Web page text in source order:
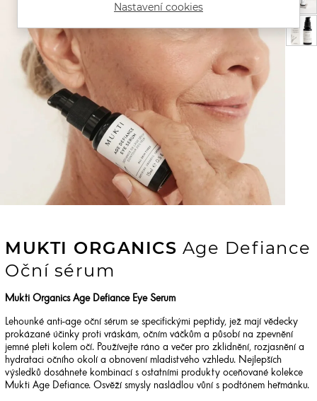
MUKTI ORGANICS Age Defiance
Oční sérum
Mukti Organics Age Defiance Eye Serum
Lehounké anti-age oční sérum se specifickými peptidy, jež mají vědecky
prokázané účinky proti vráskám, očním váčkům a působí na zpevnění
jemné pleti kolem očí. Používejte ráno a večer pro zklidnění, rozjasnění a
hydrataci očního okolí a obnovení mladistvého vzhledu. Nejlepších
výsledků dosáhnete kombinací s ostatními produkty oceňované kolekce
Mukti Age Defiance. Osvěží smysly nasládlou vůní s podtónem heřmánku.
Nastavení cookies